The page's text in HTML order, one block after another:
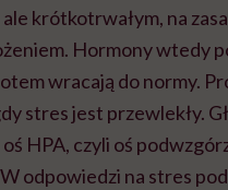
krótkotrwałym, na
Hormony wtedy
wracają do normy.
stres jest przewlekły.
HPA, czyli oś
odpowiedzi na stres